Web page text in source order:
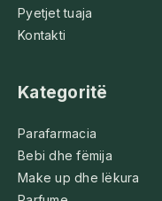
Pyetjet tuaja
Kontakti
Kategoritë
Parafarmacia
Bebi dhe fëmija
Make up dhe lëkura